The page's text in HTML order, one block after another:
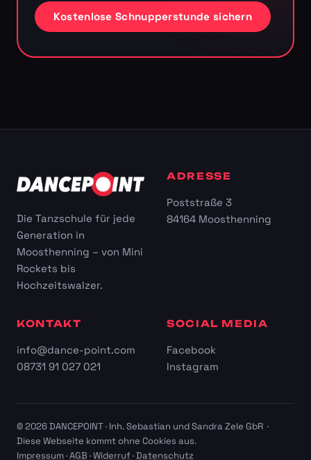
Kostenlose Schnupperstunde sichern
Die Tanzschule für jede
Generation in
Moosthenning – von Mini
Rockets bis
Hochzeitswalzer.
ADRESSE
Poststraße 3
84164 Moosthenning
KONTAKT
info@dance-point.com
08731 91 027 021
SOCIAL MEDIA
Facebook
Instagram
© 2026 DANCEPOINT · Inh. Sebastian und Sandra Zele GbR ·
Diese Webseite kommt ohne Cookies aus.
Impressum·AGB ·Widerruf·Datenschutz